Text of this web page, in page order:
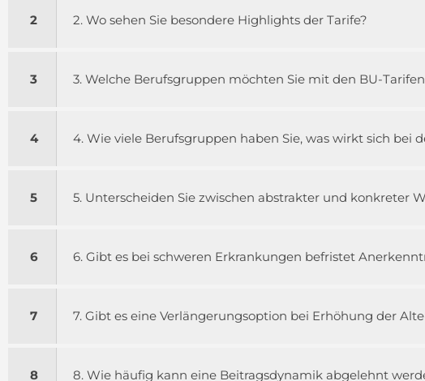
2 2. Wo sehen Sie besondere Highlights der Tarife?
3 3. Welche Berufsgruppen möchten Sie mit den BU-
4 4. Wie viele Berufsgruppen haben Sie, was wirkt sich bei
5 5. Unterscheiden Sie zwischen abstrakter und konkreter
6 6. Gibt es bei schweren Erkrankungen befristet
7 7. Gibt es eine Verlängerungsoption bei Erhöhung der
8 8. Wie häufig kann eine Beitragsdynamik abgelehnt